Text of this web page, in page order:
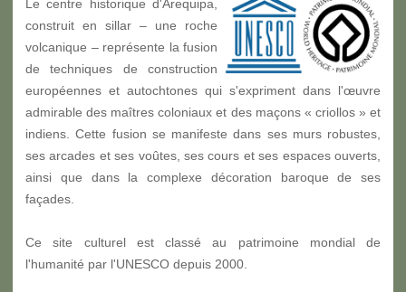
Le centre historique d'Arequipa,
construit en sillar – une roche
volcanique – représente la fusion
de techniques de construction
européennes et autochtones qui s'expriment dans l'œuvre
admirable des maîtres coloniaux et des maçons « criollos » et
indiens. Cette fusion se manifeste dans ses murs robustes,
ses arcades et ses voûtes, ses cours et ses espaces ouverts,
ainsi que dans la complexe décoration baroque de ses
façades.
Ce site culturel est classé au patrimoine mondial de
l'humanité par l'UNESCO depuis 2000.